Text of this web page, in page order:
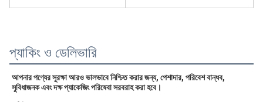
প্যাকিং ও ডেলিভারি
আপনার পণ্যের সুরক্ষা আরও ভালভাবে নিশ্চিত করার জন্য, পেশাদার, পরিবেশ বান্ধব,
সুবিধাজনক এবং দক্ষ প্যাকেজিং পরিষেবা সরবরাহ করা হবে।